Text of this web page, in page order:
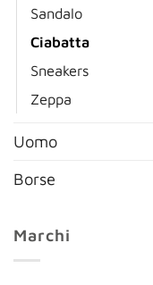
Sandalo
Ciabatta
Sneakers
Zeppa
Uomo
Borse
Marchi